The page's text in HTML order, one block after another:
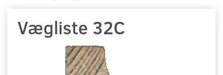
Vægliste 32C